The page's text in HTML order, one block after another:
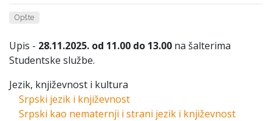
Opšte
Upis - 28.11.2025. od 11.00 do 13.00 na šalterima
Studentske službe.
Jezik, književnost i kultura
Srpski jezik i književnost
Srpski kao nematernji i strani jezik i književnost